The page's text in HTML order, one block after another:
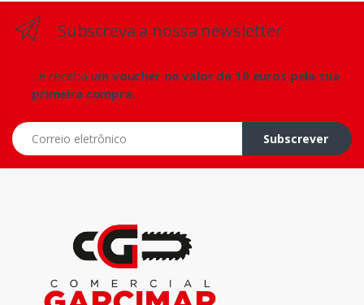
Subscreva a nossa newsletter
...e receba um voucher no valor de 10 euros pela sua
primeira compra.
Correio eletrônico
Subscrever